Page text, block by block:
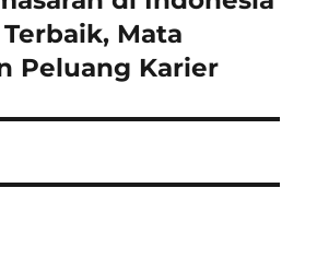
Terbaik, Mata
Peluang Karier